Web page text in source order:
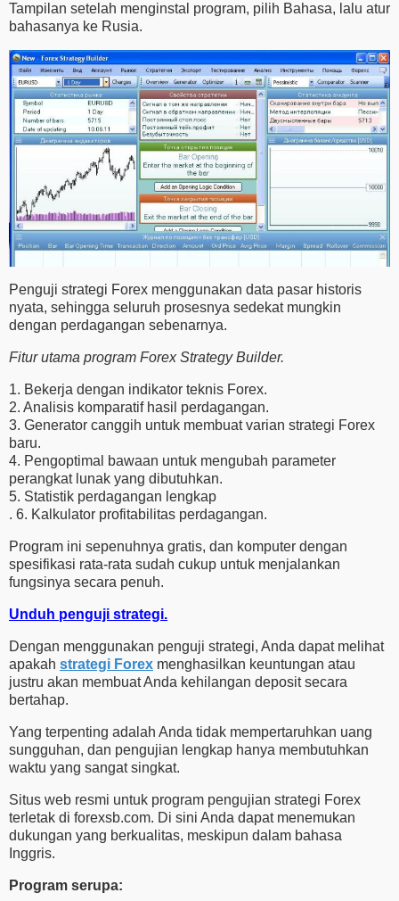
Tampilan setelah menginstal program, pilih Bahasa, lalu atur
bahasanya ke Rusia.
Penguji strategi Forex menggunakan data pasar historis
nyata, sehingga seluruh prosesnya sedekat mungkin
dengan perdagangan sebenarnya.
Fitur utama program Forex Strategy Builder.
1. Bekerja dengan indikator teknis Forex.
2. Analisis komparatif hasil perdagangan.
3. Generator canggih untuk membuat varian strategi Forex
baru.
4. Pengoptimal bawaan untuk mengubah parameter
perangkat lunak yang dibutuhkan.
5. Statistik perdagangan lengkap
. 6. Kalkulator profitabilitas perdagangan.
Program ini sepenuhnya gratis, dan komputer dengan
spesifikasi rata-rata sudah cukup untuk menjalankan
fungsinya secara penuh.
Unduh penguji strategi.
Dengan menggunakan penguji strategi, Anda dapat melihat
apakah strategi Forex menghasilkan keuntungan atau
justru akan membuat Anda kehilangan deposit secara
bertahap.
Yang terpenting adalah Anda tidak mempertaruhkan uang
sungguhan, dan pengujian lengkap hanya membutuhkan
waktu yang sangat singkat.
Situs web resmi untuk program pengujian strategi Forex
terletak di forexsb.com. Di sini Anda dapat menemukan
dukungan yang berkualitas, meskipun dalam bahasa
Inggris.
Program serupa: